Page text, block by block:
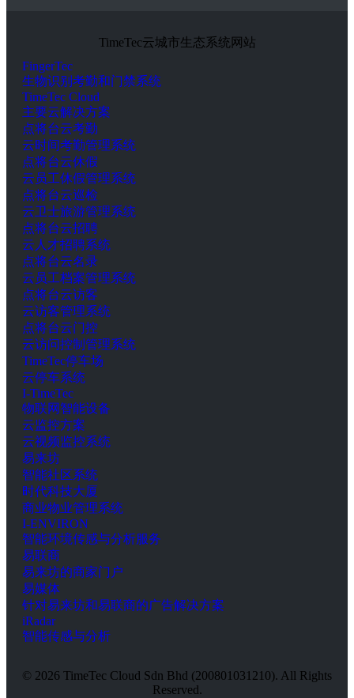
TimeTec云城市生态系统网站
FingerTec
生物识别考勤和门禁系统
TimeTec Cloud
主要云解决方案
点将台云考勤
云时间考勤管理系统
点将台云休假
云员工休假管理系统
点将台云巡检
云卫士旅游管理系统
点将台云招聘
云人才招聘系统
点将台云名录
云员工档案管理系统
点将台云访客
云访客管理系统
点将台云门控
云访问控制管理系统
TimeTec停车场
云停车系统
I-TimeTec
物联网智能设备
云监控方案
云视频监控系统
易来坊
智能社区系统
时代科技大厦
商业物业管理系统
I-ENVIRON
智能环境传感与分析服务
易联商
易来坊的商家门户
易媒体
针对易来坊和易联商的广告解决方案
iRadar
智能传感与分析
© 2026 TimeTec Cloud Sdn Bhd (200801031210). All Rights
Reserved.